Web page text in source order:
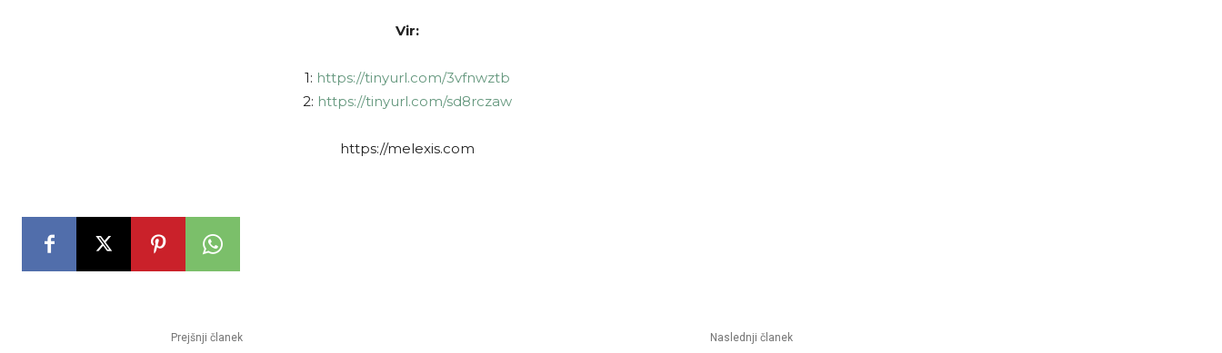
Vir:
1: https://tinyurl.com/3vfnwztb
2: https://tinyurl.com/sd8rczaw
https://melexis.com
Prejšnji članek Naslednji članek